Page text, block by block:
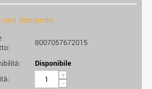
una domanda
8007057672015
Disponibile
+
−